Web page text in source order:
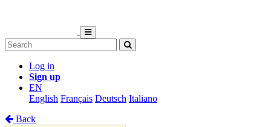
Log in
Sign up
EN
English Français Deutsch Italiano
Back